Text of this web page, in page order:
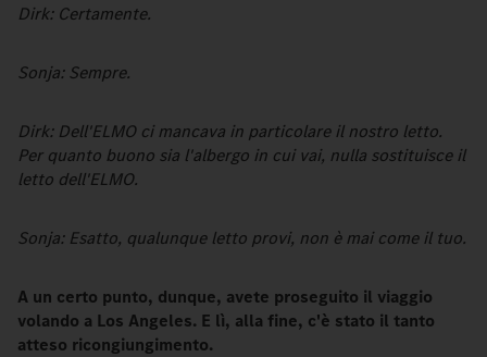
Dirk: Certamente.
Sonja: Sempre.
Dirk: Dell'ELMO ci mancava in particolare il nostro letto.
Per quanto buono sia l'albergo in cui vai, nulla sostituisce il
letto dell'ELMO.
Sonja: Esatto, qualunque letto provi, non è mai come il tuo.
A un certo punto, dunque, avete proseguito il viaggio
volando a Los Angeles. E lì, alla fine, c'è stato il tanto
atteso ricongiungimento.